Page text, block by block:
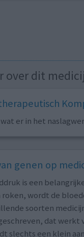
over dit
er in het
genen op
is een
roken, wordt de
soorten
dat werkt
slechts een klein